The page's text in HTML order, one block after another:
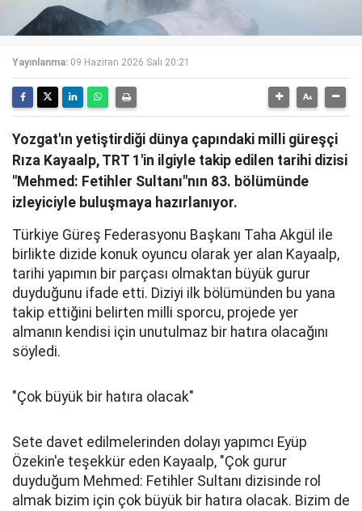
Yayınlanma: 09 Haziran 2026 Salı 20:21
Yozgat'ın yetiştirdiği dünya çapındaki milli güreşçi
Rıza Kayaalp, TRT 1'in ilgiyle takip edilen tarihi dizisi
"Mehmed: Fetihler Sultanı"nın 83. bölümünde
izleyiciyle buluşmaya hazırlanıyor.
Türkiye Güreş Federasyonu Başkanı Taha Akgül ile
birlikte dizide konuk oyuncu olarak yer alan Kayaalp,
tarihi yapımın bir parçası olmaktan büyük gurur
duyduğunu ifade etti. Diziyi ilk bölümünden bu yana
takip ettiğini belirten milli sporcu, projede yer
almanın kendisi için unutulmaz bir hatıra olacağını
söyledi.
"Çok büyük bir hatıra olacak"
Sete davet edilmelerinden dolayı yapımcı Eyüp
Özekin'e teşekkür eden Kayaalp, "Çok gurur
duyduğum Mehmed: Fetihler Sultanı dizisinde rol
almak bizim için çok büyük bir hatıra olacak. Bizim de